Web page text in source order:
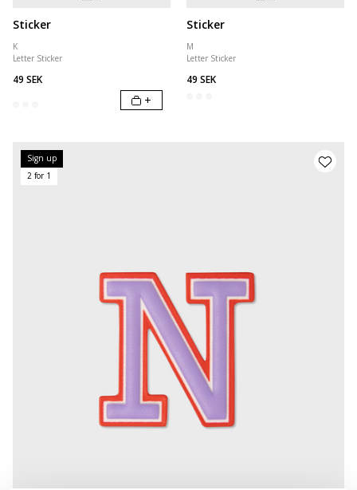
Sticker
K
Letter Sticker
49 SEK
+
Sticker
M
Letter Sticker
49 SEK
Sign up
2 for 1